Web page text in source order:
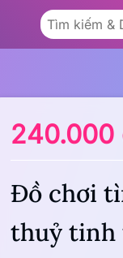
240.000
Đồ chơi
thuỷ tinh